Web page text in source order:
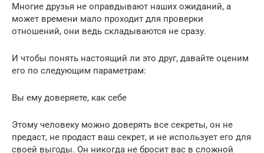
Многие друзья не оправдывают наших ожиданий, а
может времени мало проходит для проверки
отношений, они ведь складываются не сразу.
И чтобы понять настоящий ли это друг, давайте оценим
его по следующим параметрам:
Вы ему доверяете, как себе
Этому человеку можно доверять все секреты, он не
предаст, не продаст ваш секрет, и не использует его для
своей выгоды. Он никогда не бросит вас в сложной